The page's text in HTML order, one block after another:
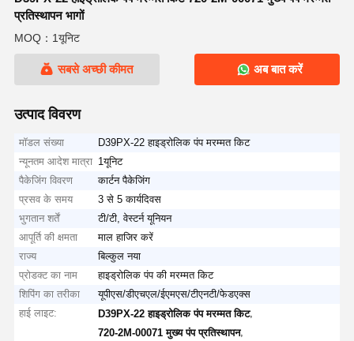
प्रतिस्थापन भागों
MOQ：1यूनिट
सबसे अच्छी कीमत अब बात करें
उत्पाद विवरण
मॉडल संख्या
D39PX-22 हाइड्रोलिक पंप मरम्मत किट
न्यूनतम आदेश मात्रा 1यूनिट
पैकेजिंग विवरण
कार्टन पैकेजिंग
प्रसव के समय
3 से 5 कार्यदिवस
भुगतान शर्तें
टी/टी, वेस्टर्न यूनियन
आपूर्ति की क्षमता
माल हाजिर करें
राज्य
बिल्कुल नया
प्रोडक्ट का नाम
हाइड्रोलिक पंप की मरम्मत किट
शिपिंग का तरीका
यूपीएस/डीएचएल/ईएमएस/टीएनटी/फेडएक्स
हाई लाइट:
D39PX-22 हाइड्रोलिक पंप मरम्मत किट,
720-2M-00071 मुख्य पंप प्रतिस्थापन,